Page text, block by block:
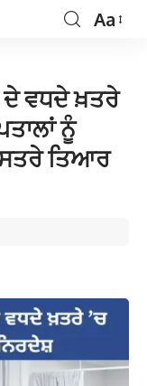
Aa
ਦੇ ਵਧਦੇ ਖ਼ਤਰੇ
ਨੂੰ
ਤਿਆਰ